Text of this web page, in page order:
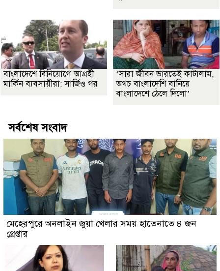
বাংলাদেশে বিনিয়োগে আগ্রহী
মার্কিন ব্যবসায়ীরা: সার্জিও গর
‘সারা জীবন ভারতেই কাটালাম,
অথচ বাংলাদেশি বানিয়ে
বাংলাদেশে ঠেলে দিলো’
সর্বশেষ সংবাদ
মেহেরপুরে অনলাইন জুয়া খেলার সময় হাতেনাতে ৪ জন
গ্রেপ্তার